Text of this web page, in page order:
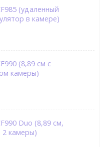
(удаленный
в камере)
(8,89 см с
камеры)
Duo (8,89 см,
2 камеры)